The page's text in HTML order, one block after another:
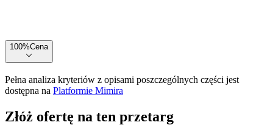
100%Cena
Pełna analiza kryteriów z opisami poszczególnych części jest
dostępna na Platformie Mimira
Złóż ofertę na ten przetarg